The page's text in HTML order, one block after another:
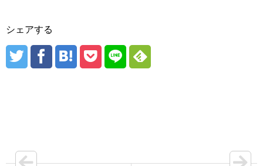
シェアする